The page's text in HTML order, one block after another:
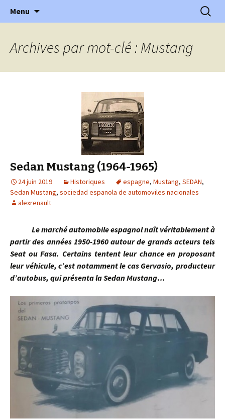
l'Automobile Ancienne
l'automobile ancienne : articles, historiques
…
Menu
Archives par mot-clé : Mustang
Sedan Mustang (1964-1965)
24 juin 2019 Historiques espagne, Mustang, SEDAN,
Sedan Mustang, sociedad espanola de automoviles nacionales
alexrenault
Le marché automobile espagnol naît véritablement à
partir des années 1950-1960 autour de grands acteurs tels
Seat ou Fasa. Certains tentent leur chance en proposant
leur véhicule, c’est notamment le cas Gervasio, producteur
d’autobus, qui présenta la Sedan Mustang…